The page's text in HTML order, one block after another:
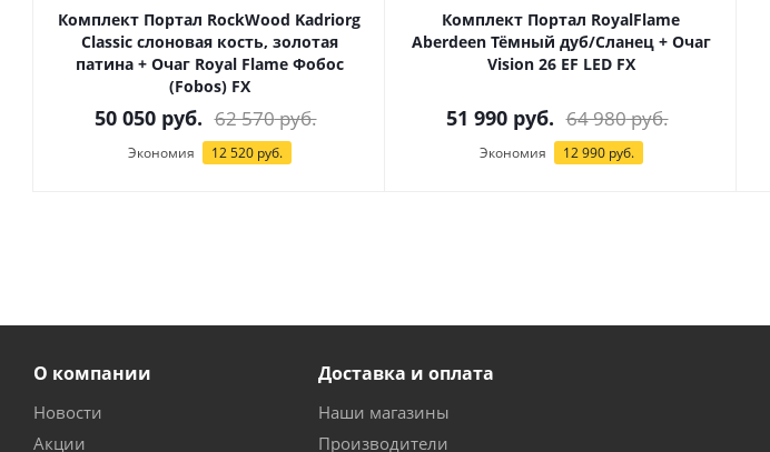
Комплект Портал RockWood Kadriorg
Classic слоновая кость, золотая
патина + Очаг Royal Flame Фобос
(Fobos) FX
50 050руб. 62 570руб.
Экономия 12 520руб.
Комплект Портал RoyalFlame
Aberdeen Тёмный дуб/Сланец + Очаг
Vision 26 EF LED FX
51 990руб. 64 980руб.
Экономия 12 990руб.
О компании
Новости
Акции
Доставка и оплата
Наши магазины
Производители